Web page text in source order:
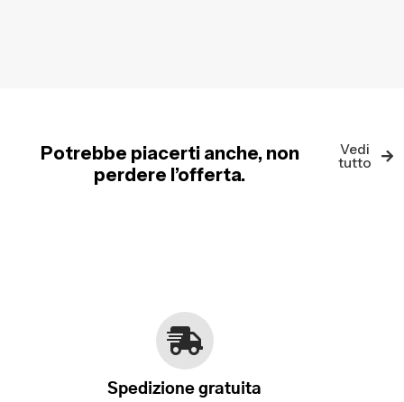
Potrebbe piacerti anche, non
perdere l’offerta.
Vedi
tutto
Spedizione gratuita